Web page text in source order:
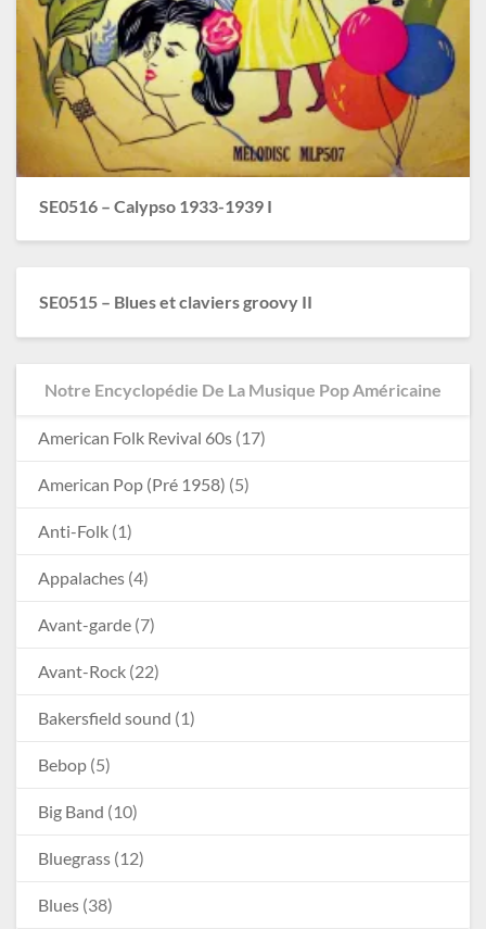
SE0516 – Calypso 1933-1939 I
SE0515 – Blues et claviers groovy II
Notre Encyclopédie De La Musique Pop Américaine
American Folk Revival 60s (17)
American Pop (Pré 1958) (5)
Anti-Folk (1)
Appalaches (4)
Avant-garde (7)
Avant-Rock (22)
Bakersfield sound (1)
Bebop (5)
Big Band (10)
Bluegrass (12)
Blues (38)